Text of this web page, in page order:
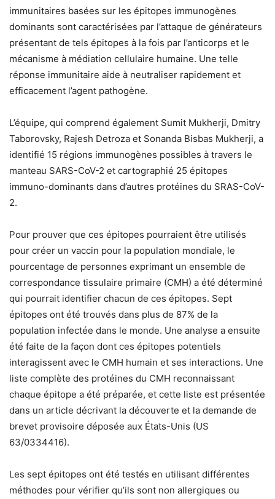
immunitaires basées sur les épitopes immunogènes
dominants sont caractérisées par l’attaque de générateurs
présentant de tels épitopes à la fois par l’anticorps et le
mécanisme à médiation cellulaire humaine. Une telle
réponse immunitaire aide à neutraliser rapidement et
efficacement l’agent pathogène.
L’équipe, qui comprend également Sumit Mukherji, Dmitry
Taborovsky, Rajesh Detroza et Sonanda Bisbas Mukherji, a
identifié 15 régions immunogènes possibles à travers le
manteau SARS-CoV-2 et cartographié 25 épitopes
immuno-dominants dans d’autres protéines du SRAS-CoV-
2.
Pour prouver que ces épitopes pourraient être utilisés
pour créer un vaccin pour la population mondiale, le
pourcentage de personnes exprimant un ensemble de
correspondance tissulaire primaire (CMH) a été déterminé
qui pourrait identifier chacun de ces épitopes. Sept
épitopes ont été trouvés dans plus de 87% de la
population infectée dans le monde. Une analyse a ensuite
été faite de la façon dont ces épitopes potentiels
interagissent avec le CMH humain et ses interactions. Une
liste complète des protéines du CMH reconnaissant
chaque épitope a été préparée, et cette liste est présentée
dans un article décrivant la découverte et la demande de
brevet provisoire déposée aux États-Unis (US
63/0334416).
Les sept épitopes ont été testés en utilisant différentes
méthodes pour vérifier qu’ils sont non allergiques ou